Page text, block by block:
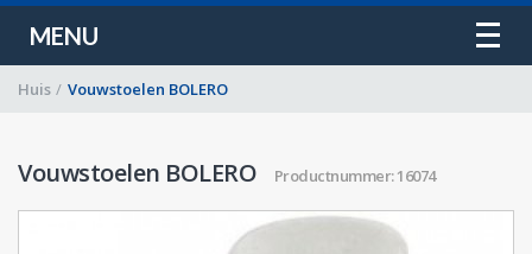
MENU
Huis / Vouwstoelen BOLERO
Vouwstoelen BOLERO Productnummer: 16074